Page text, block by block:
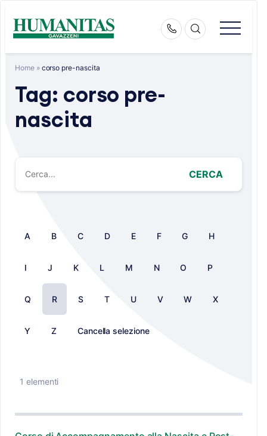
content
Home» corso pre-nascita
Tag: corso pre-
nascita
CERCA
A B C D E F G H
I J K L M N O P
Q R S T U V W X
Y Z Cancella selezione
1 elementi